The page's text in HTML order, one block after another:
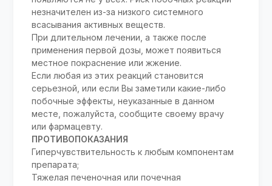
незначителен из-за низкого системного
всасывания активных веществ.
При длительном лечении, а также после
применения первой дозы, может появиться
местное покраснение или жжение.
Если любая из этих реакций становится
серьезной, или если Вы заметили какие-либо
побочные эффекты, неуказанные в данном
месте, пожалуйста, сообщите своему врачу
или фармацевту.
ПРОТИВОПОКАЗАНИЯ
Гиперчувствительность к любым компонентам
препарата;
Тяжелая печеночная или почечная